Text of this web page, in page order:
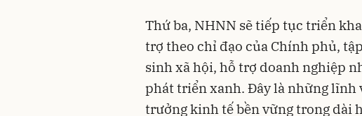
Thứ ba, NHNN sẽ tiếp tục triển
trợ theo chỉ đạo của Chính phủ,
sinh xã hội, hỗ trợ doanh nghiệp
phát triển xanh. Đây là những lĩnh
trưởng kinh tế bền vững trong dài